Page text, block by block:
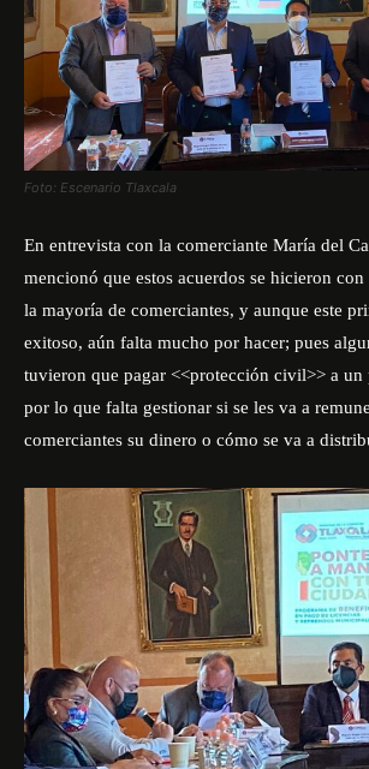
Foto: Escenario Tlaxcala
En entrevista con la comerciante María del
mencionó que estos acuerdos se hicieron
la mayoría de comerciantes, y aunque este
exitoso, aún falta mucho por hacer; pues
tuvieron que pagar <<protección civil>> a un
por lo que falta gestionar si se les va a
comerciantes su dinero o cómo se va a